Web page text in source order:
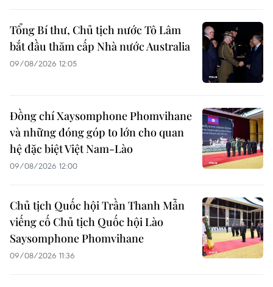
Tổng Bí thư, Chủ tịch nước Tô Lâm
bắt đầu thăm cấp Nhà nước Australia
09/08/2026 12:05
Đồng chí Xaysomphone Phomvihane
và những đóng góp to lớn cho quan
hệ đặc biệt Việt Nam-Lào
09/08/2026 12:00
Chủ tịch Quốc hội Trần Thanh Mẫn
viếng cố Chủ tịch Quốc hội Lào
Saysomphone Phomvihane
09/08/2026 11:36